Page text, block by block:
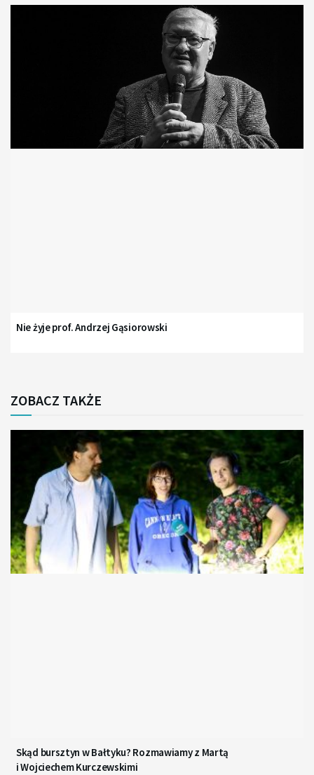
Nie żyje prof. Andrzej Gąsiorowski
ZOBACZ TAKŻE
Skąd bursztyn w Bałtyku? Rozmawiamy z Martą
i Wojciechem Kurczewskimi